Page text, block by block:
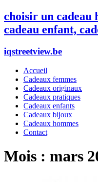
choisir un cadeau
cadeau enfant,
iqstreetview.be
Accueil
Cadeaux femmes
Cadeaux originaux
Cadeaux pratiques
Cadeaux enfants
Cadeaux bijoux
Cadeaux hommes
Contact
Mois : mars